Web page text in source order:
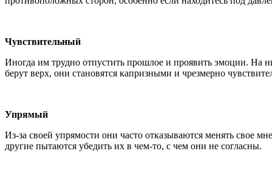
Чувствительный
Иногда им трудно отпустить прошлое и проявить эмоции. На
берут верх, они становятся капризными и чрезмерно
Упрямый
Из-за своей упрямости они часто отказываются менять свое
другие пытаются убедить их в чем-то, с чем они не согласны.